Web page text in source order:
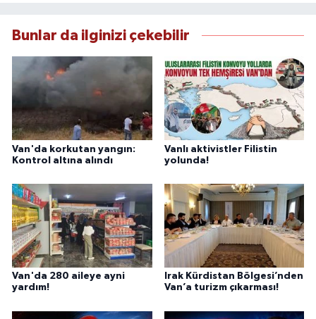
Bunlar da ilginizi çekebilir
Van'da korkutan yangın:
Kontrol altına alındı
Vanlı aktivistler Filistin
yolunda!
Van'da 280 aileye ayni
yardım!
Irak Kürdistan Bölgesi’nden
Van’a turizm çıkarması!